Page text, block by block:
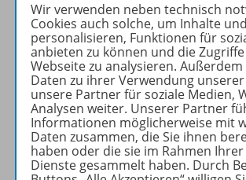
Zugehörige Produkte
Benachrichtigungs-Service
Wir verwenden neben technisch
Cookies auch solche, um Inhalte
personalisieren, Funktionen für
anbieten zu können und die
Webseite zu analysieren.
Daten zu ihrer Verwendung
unsere Partner für soziale Medien,
Analysen weiter. Unserer Partner
Informationen möglicherweise mit
Daten zusammen, die Sie ihnen
haben oder die sie im Rahmen
Dienste gesammelt haben. Durch